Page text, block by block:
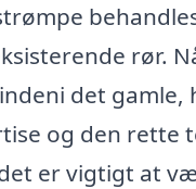
rør.
det gamle,
og den rette
er vigtigt at